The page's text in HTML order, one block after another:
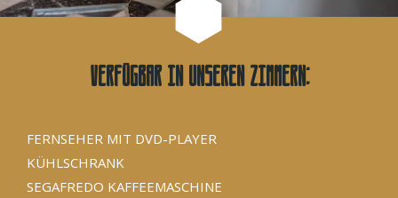
Verfügbar in unseren Zimmern:
FERNSEHER MIT DVD-PLAYER
KÜHLSCHRANK
SEGAFREDO KAFFEEMASCHINE